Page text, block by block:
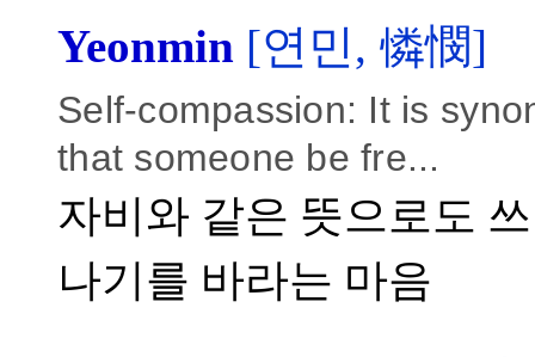
Yeonmin [연민, 憐憫]
Self-compassion: It is
that someone be fre...
자비와 같은 뜻으로도
나기를 바라는 마음